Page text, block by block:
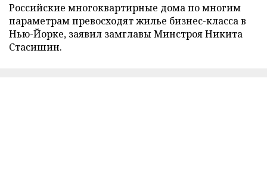
Российские многоквартирные дома по многим
параметрам превосходят жилье бизнес-класса в
Нью-Йорке, заявил замглавы Минстроя Никита
Стасишин.